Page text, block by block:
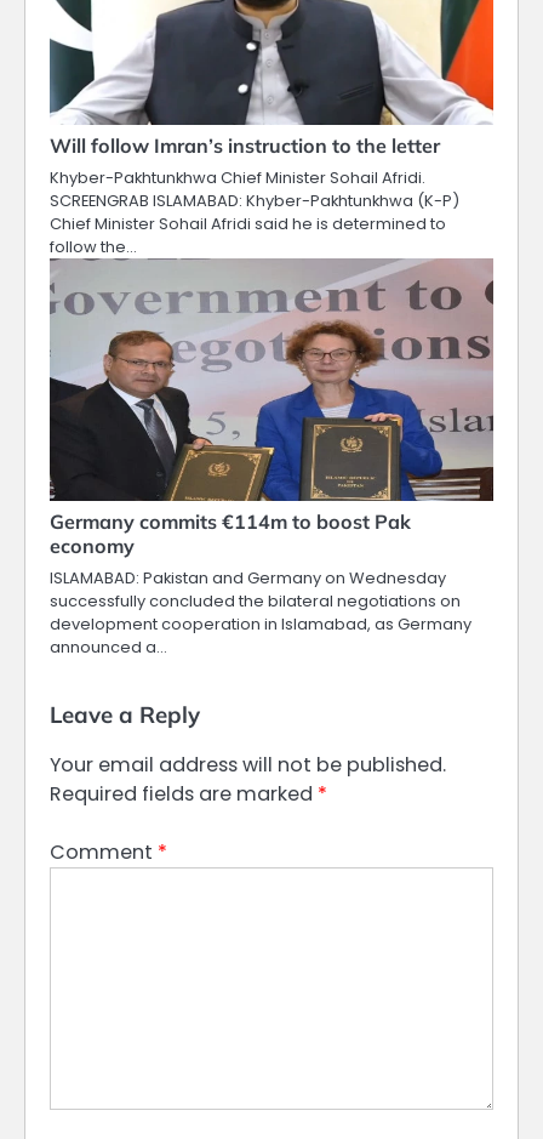
Will follow Imran’s instruction to the letter
Khyber-Pakhtunkhwa Chief Minister Sohail Afridi.
SCREENGRAB ISLAMABAD: Khyber-Pakhtunkhwa (K-P)
Chief Minister Sohail Afridi said he is determined to
follow the…
Germany commits €114m to boost Pak
economy
ISLAMABAD: Pakistan and Germany on Wednesday
successfully concluded the bilateral negotiations on
development cooperation in Islamabad, as Germany
announced a…
Leave a Reply
Your email address will not be published.
Required fields are marked *
Comment *